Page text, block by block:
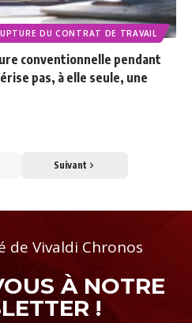
DU CONTRAT DE TRAVAIL
conventionnelle pendant
pas, à elle seule, une
Suivant
de Vivaldi Chronos
À NOTRE
!